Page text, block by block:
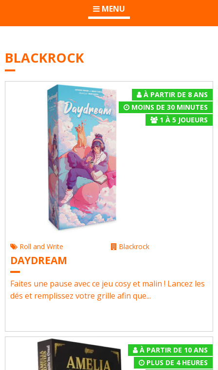
MENU
BLACKROCK
À PARTIR DE 8 ANS
MOINS DE 30 MINUTES
1 À 5 JOUEURS
Roll and Write Blackrock
DAYDREAM
Faites une pause avec ce jeu cosy et malin ! Lancez les
dés et remplissez votre grille afin que...
À PARTIR DE 10 ANS
PLUS DE 4 HEURES